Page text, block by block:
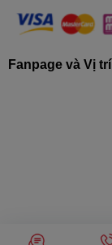
Fanpage và Vị
© Bản quyền thuộc